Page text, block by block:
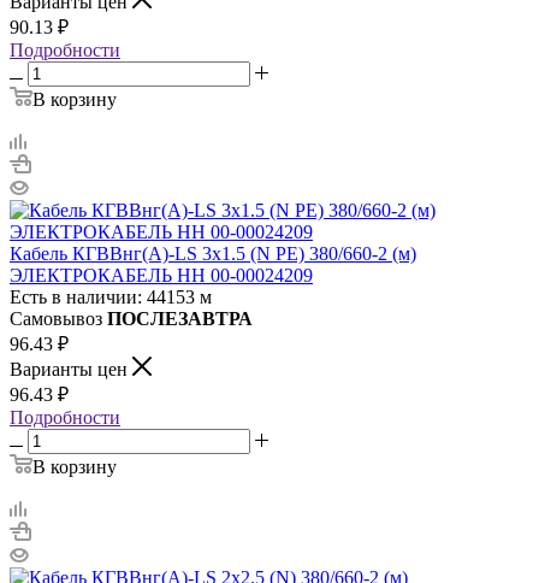
90.13 ₽
Подробности
В корзину
Кабель КГВВнг(А)-LS 3х1.5 (N PE) 380/660-2 (м)
ЭЛЕКТРОКАБЕЛЬ НН 00-00024209
Есть в наличии: 44153 м
Самовывоз ПОСЛЕЗАВТРА
96.43 ₽
Варианты цен
96.43 ₽
Подробности
В корзину